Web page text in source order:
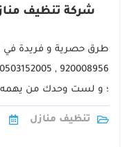
شركة تنظيف منازل
طرق حصرية و فريدة في
؛ و لست وحدك من
بافضل جودة ؛ شركة1
تنظيف منازل